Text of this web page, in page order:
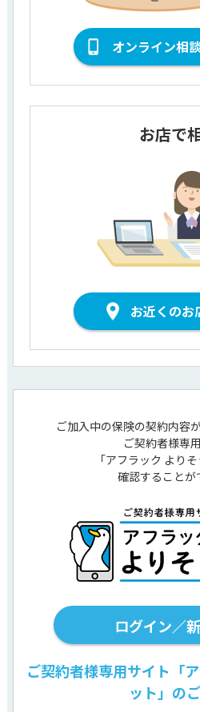
オンライン相
お店で
お近くのお
ご加入中の保険の契約内容
ご契約者様専
「アフラック より
確認することが
ログイン／
ご契約者様専用サイト「
ット」の